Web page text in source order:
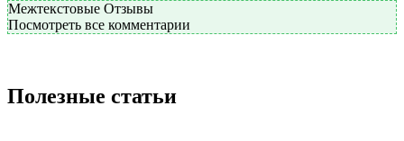
Межтекстовые Отзывы
Посмотреть все комментарии
Полезные статьи